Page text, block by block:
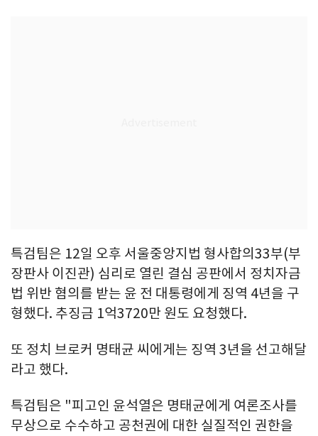
특검팀은 12일 오후 서울중앙지법 형사합의33부(부
장판사 이진관) 심리로 열린 결심 공판에서 정치자금
법 위반 혐의를 받는 윤 전 대통령에게 징역 4년을 구
형했다. 추징금 1억3720만 원도 요청했다.
또 정치 브로커 명태균 씨에게는 징역 3년을 선고해달
라고 했다.
특검팀은 "피고인 윤석열은 명태균에게 여론조사를
무상으로 수수하고 공천권에 대한 실질적인 권한을